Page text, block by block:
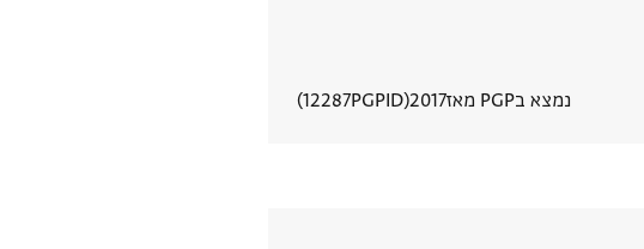
נמצא בPGP מאז 2017
PGPID
12287